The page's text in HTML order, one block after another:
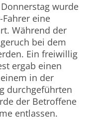
wurde
eine
Während der
bei dem
Ein freiwillig
ergab einen
in der
durchgeführten
der Betroffene
entlassen.